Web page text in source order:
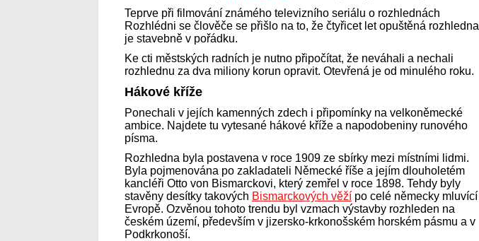
Teprve při filmování známého televizního seriálu o rozhlednách
Rozhlédni se člověče se přišlo na to, že čtyřicet let opuštěná rozhledna
je stavebně v pořádku.
Ke cti městských radních je nutno připočítat, že neváhali a nechali
rozhlednu za dva miliony korun opravit. Otevřená je od minulého roku.
Hákové kříže
Ponechali v jejích kamenných zdech i připomínky na velkoněmecké
ambice. Najdete tu vytesané hákové kříže a napodobeniny runového
písma.
Rozhledna byla postavena v roce 1909 ze sbírky mezi místními lidmi.
Byla pojmenována po zakladateli Německé říše a jejím dlouholetém
kancléři Otto von Bismarckovi, který zemřel v roce 1898. Tehdy byly
stavěny desítky takových Bismarckových věží po celé německy mluvící
Evropě. Ozvěnou tohoto trendu byl vzmach výstavby rozhleden na
českém území, především v jizersko-krkonošském horském pásmu a v
Podkrkonoší.